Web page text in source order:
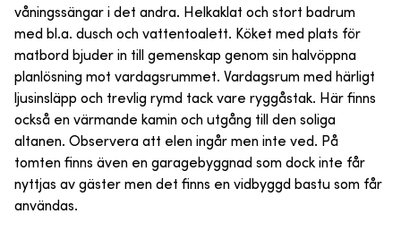
våningssängar i det andra. Helkaklat och stort badrum
med bl.a. dusch och vattentoalett. Köket med plats för
matbord bjuder in till gemenskap genom sin halvöppna
planlösning mot vardagsrummet. Vardagsrum med härligt
ljusinsläpp och trevlig rymd tack vare ryggåstak. Här finns
också en värmande kamin och utgång till den soliga
altanen. Observera att elen ingår men inte ved. På
tomten finns även en garagebyggnad som dock inte får
nyttjas av gäster men det finns en vidbyggd bastu som får
användas.